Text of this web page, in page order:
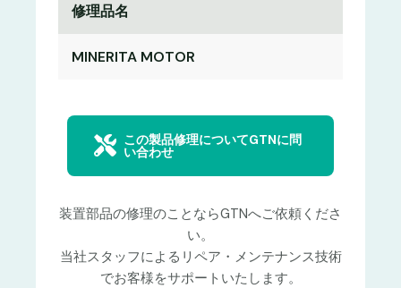
修理品名
MINERITA MOTOR
この製品修理についてGTNに問
い合わせ
装置部品の修理のことならGTNへご依頼くださ
い。
当社スタッフによるリペア・メンテナンス技術
でお客様をサポートいたします。